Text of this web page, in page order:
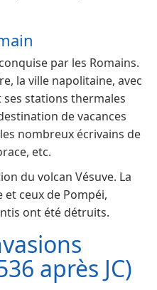
par les Romains.
la ville napolitaine, avec
ses stations thermales
de vacances
nombreux écrivains de
etc.
du volcan Vésuve. La
et ceux de Pompéi,
ont été détruits.
après JC)